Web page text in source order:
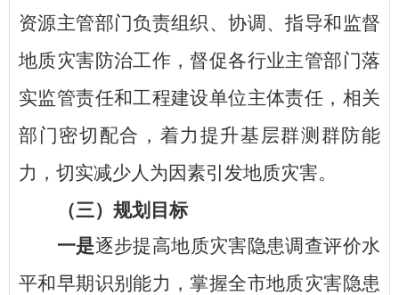
资源主管部门负责组织、协调、指导和监督
地质灾害防治工作，督促各行业主管部门落
实监管责任和工程建设单位主体责任，相关
部门密切配合，着力提升基层群测群防能
力，切实减少人为因素引发地质灾害。
（三）规划目标
一是逐步提高地质灾害隐患调查评价水
平和早期识别能力，掌握全市地质灾害隐患